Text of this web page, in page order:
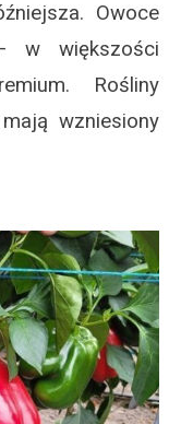
Owoce
w większości
Rośliny
wzniesiony